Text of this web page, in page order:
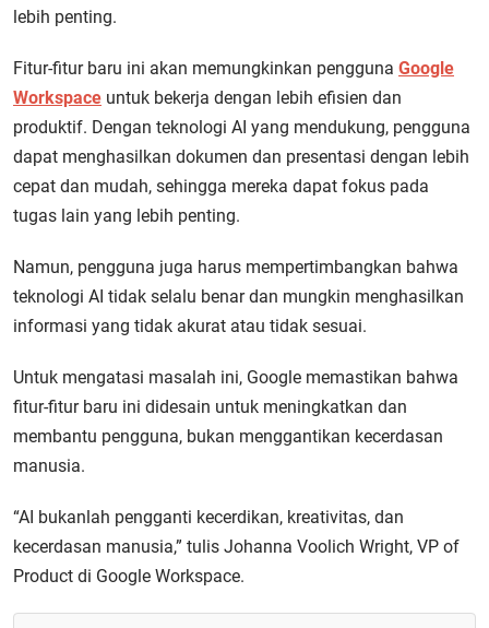
lebih penting.
Fitur-fitur baru ini akan memungkinkan pengguna Google
Workspace untuk bekerja dengan lebih efisien dan
produktif. Dengan teknologi AI yang mendukung, pengguna
dapat menghasilkan dokumen dan presentasi dengan lebih
cepat dan mudah, sehingga mereka dapat fokus pada
tugas lain yang lebih penting.
Namun, pengguna juga harus mempertimbangkan bahwa
teknologi AI tidak selalu benar dan mungkin menghasilkan
informasi yang tidak akurat atau tidak sesuai.
Untuk mengatasi masalah ini, Google memastikan bahwa
fitur-fitur baru ini didesain untuk meningkatkan dan
membantu pengguna, bukan menggantikan kecerdasan
manusia.
“AI bukanlah pengganti kecerdikan, kreativitas, dan
kecerdasan manusia,” tulis Johanna Voolich Wright, VP of
Product di Google Workspace.